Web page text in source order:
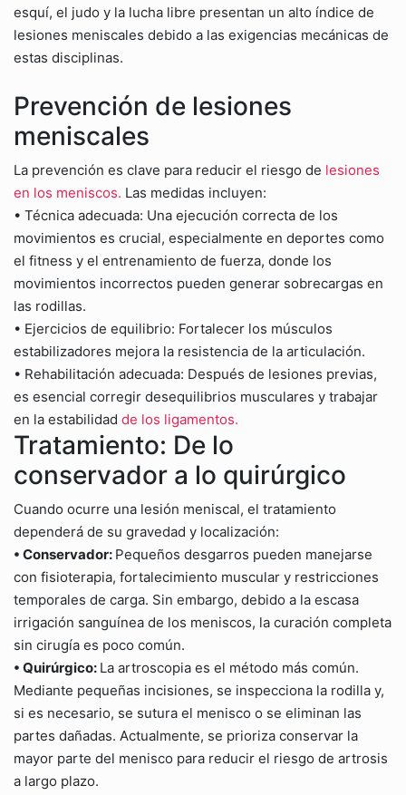
esquí, el judo y la lucha libre presentan un alto índice de
lesiones meniscales debido a las exigencias mecánicas de
estas disciplinas.
Prevención de lesiones
meniscales
La prevención es clave para reducir el riesgo de lesiones
en los meniscos. Las medidas incluyen:
• Técnica adecuada: Una ejecución correcta de los
movimientos es crucial, especialmente en deportes como
el fitness y el entrenamiento de fuerza, donde los
movimientos incorrectos pueden generar sobrecargas en
las rodillas.
• Ejercicios de equilibrio: Fortalecer los músculos
estabilizadores mejora la resistencia de la articulación.
• Rehabilitación adecuada: Después de lesiones previas,
es esencial corregir desequilibrios musculares y trabajar
en la estabilidad de los ligamentos.
Tratamiento: De lo
conservador a lo quirúrgico
Cuando ocurre una lesión meniscal, el tratamiento
dependerá de su gravedad y localización:
• Conservador: Pequeños desgarros pueden manejarse
con fisioterapia, fortalecimiento muscular y restricciones
temporales de carga. Sin embargo, debido a la escasa
irrigación sanguínea de los meniscos, la curación completa
sin cirugía es poco común.
• Quirúrgico: La artroscopia es el método más común.
Mediante pequeñas incisiones, se inspecciona la rodilla y,
si es necesario, se sutura el menisco o se eliminan las
partes dañadas. Actualmente, se prioriza conservar la
mayor parte del menisco para reducir el riesgo de artrosis
a largo plazo.